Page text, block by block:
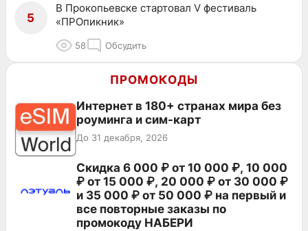
5
В Прокопьевске стартовал V фестиваль
«ПРОпикник»
58 Обсудить
ПРОМОКОДЫ
Интернет в 180+ странах мира без
роуминга и сим-карт
До 31 декабря, 2026
Скидка 6 000 ₽ от 10 000 ₽, 10 000
₽ от 15 000 ₽, 20 000 ₽ от 30 000 ₽
и 35 000 ₽ от 50 000 ₽ на первый и
все повторные заказы по
промокоду НАБЕРИ